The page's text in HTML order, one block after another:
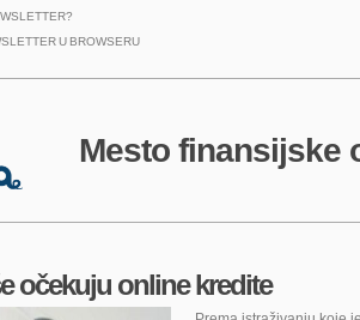
U BROWSERU
Mesto finansijske
očekuju online kredite